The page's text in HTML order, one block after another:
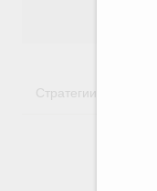
Стратегии